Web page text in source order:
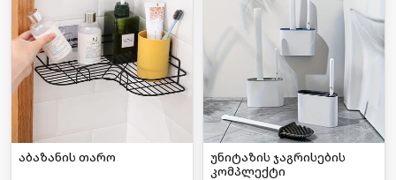
აბაზანის თარო
უნიტაზის ჯაგრისების
კომპლექტი